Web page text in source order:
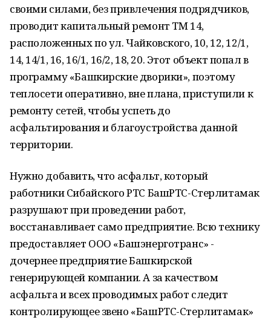
своими силами, без привлечения подрядчиков,
проводит капитальный ремонт ТМ 14,
расположенных по ул. Чайковского, 10, 12, 12/1,
14, 14/1, 16, 16/1, 16/2, 18, 20. Этот объект попал в
программу «Башкирские дворики», поэтому
теплосети оперативно, вне плана, приступили к
ремонту сетей, чтобы успеть до
асфальтирования и благоустройства данной
территории.
Нужно добавить, что асфальт, который
работники Сибайского РТС БашРТС-Стерлитамак
разрушают при проведении работ,
восстанавливает само предприятие. Всю технику
предоставляет ООО «Башэнерготранс» -
дочернее предприятие Башкирской
генерирующей компании. А за качеством
асфальта и всех проводимых работ следит
контролирующее звено «БашРТС-Стерлитамак»